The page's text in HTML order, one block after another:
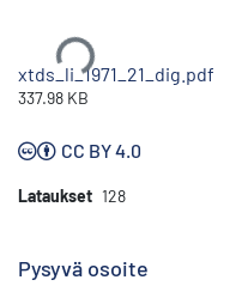
xtds_li_1971_21_dig.pdf
337.98 KB
CC BY 4.0
Lataukset 128
Pysyvä osoite